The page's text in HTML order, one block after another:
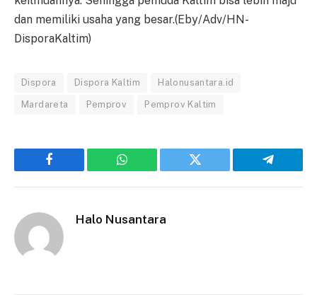
dan memiliki usaha yang besar.(Eby/Adv/HN-
DisporaKaltim)
Dispora Dispora Kaltim Halonusantara.id
Mardareta Pemprov Pemprov Kaltim
Facebook WhatsApp Twitter Telegram
Halo Nusantara